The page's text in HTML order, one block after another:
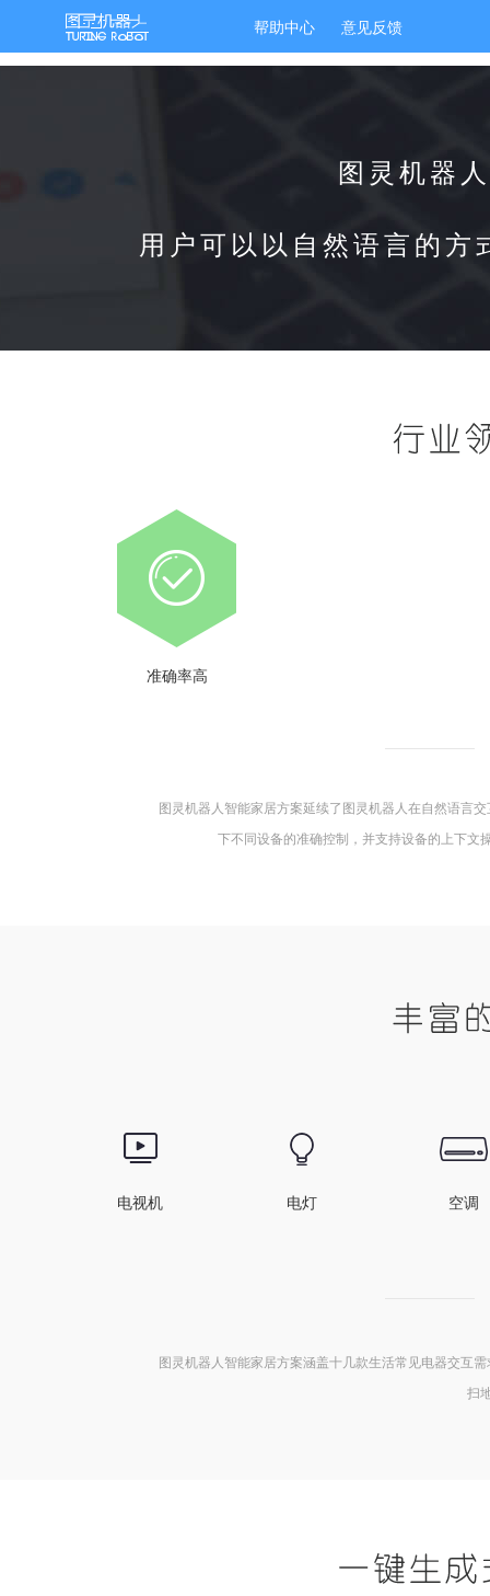
帮助中心 意见反馈
图灵机器
用户可以以自然语言的
准确率高
图灵机器人智能家居方案延续了图灵机器人在自然语言
下不同设备的准确控制，并支持设备的上下文
电视机 电灯 空调
图灵机器人智能家居方案涵盖十几款生活常见电器交互
扫